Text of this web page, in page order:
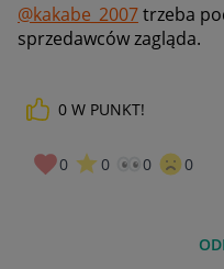
@kakabe_2007trzeba
sprzedawców zagląda.
0 W PUNKT!
0 0 0 0